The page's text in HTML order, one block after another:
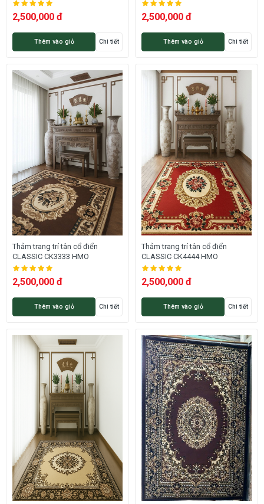
2,500,000 đ
Thêm vào giỏ Chi tiết
2,500,000 đ
Thêm vào giỏ Chi tiết
Thảm trang trí tân cổ điển
CLASSIC CK3333 HMO
2,500,000 đ
Thêm vào giỏ Chi tiết
Thảm trang trí tân cổ điển
CLASSIC CK4444 HMO
2,500,000 đ
Thêm vào giỏ Chi tiết